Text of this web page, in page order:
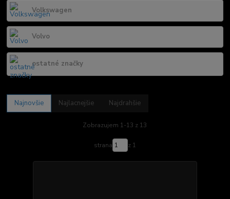
Volkswagen
Volvo
ostatné značky
Najnovšie Najlacnejšie Najdrahšie
Zobrazujem 1-13 z 13
strana z 1